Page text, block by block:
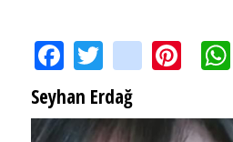
FacebookTwitterinstagram
Seyhan Erdağ
SEYHAN ERDAĞ YAZDI: Peki Mehmet Ali Erbil